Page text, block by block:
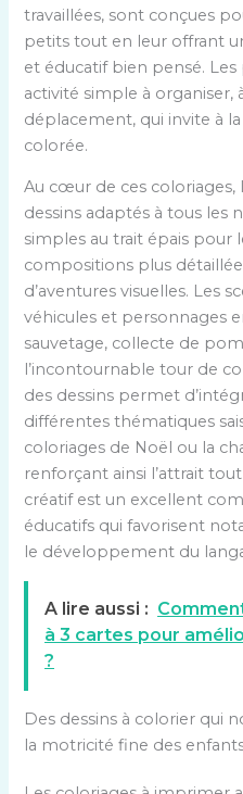
travaillées, sont conçues
petits tout en leur offrant
et éducatif bien pensé.
activité simple à organiser,
déplacement, qui invite à
colorée.
Au cœur de ces
dessins adaptés à tous les
simples au trait épais pour
compositions plus
d’aventures visuelles. Les
véhicules et personnages
sauvetage, collecte de
l’incontournable tour de
des dessins permet
différentes thématiques
coloriages de Noël ou la
renforçant ainsi l’attrait
créatif est un excellent
éducatifs qui favorisent
le développement du
A lire aussi :
à 3 cartes pour
?
Des dessins à colorier qui
la motricité fine des